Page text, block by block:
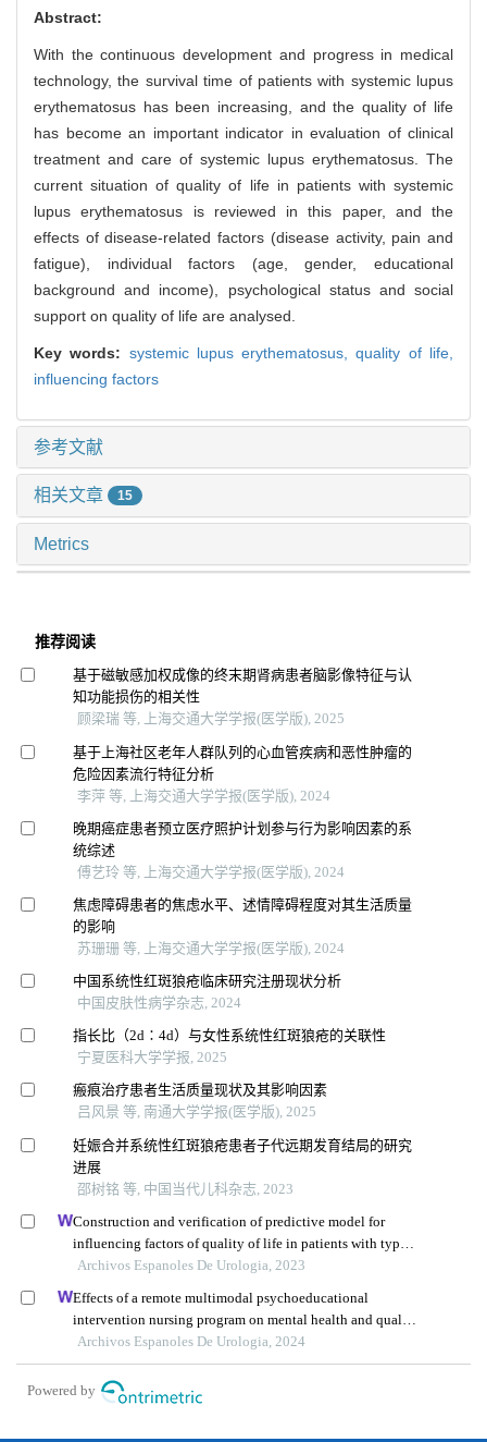
Abstract:
With the continuous development and progress in medical
technology, the survival time of patients with systemic lupus
erythematosus has been increasing, and the quality of life
has become an important indicator in evaluation of clinical
treatment and care of systemic lupus erythematosus. The
current situation of quality of life in patients with systemic
lupus erythematosus is reviewed in this paper, and the
effects of disease-related factors (disease activity, pain and
fatigue), individual factors (age, gender, educational
background and income), psychological status and social
support on quality of life are analysed.
Key words: systemic lupus erythematosus,quality of life,
influencing factors
参考文献
相关文章 15
Metrics
推荐阅读
基于磁敏感加权成像的终末期肾病患者脑影像特征与认
知功能损伤的相关性
顾梁瑞 等, 上海交通大学学报(医学版), 2025
基于上海社区老年人群队列的心血管疾病和恶性肿瘤的
危险因素流行特征分析
李萍 等, 上海交通大学学报(医学版), 2024
晚期癌症患者预立医疗照护计划参与行为影响因素的系
统综述
傅艺玲 等, 上海交通大学学报(医学版), 2024
焦虑障碍患者的焦虑水平、述情障碍程度对其生活质量
的影响
苏珊珊 等, 上海交通大学学报(医学版), 2024
中国系统性红斑狼疮临床研究注册现状分析
中国皮肤性病学杂志, 2024
指长比（2d∶4d）与女性系统性红斑狼疮的关联性
宁夏医科大学学报, 2025
瘢痕治疗患者生活质量现状及其影响因素
吕风景 等, 南通大学学报(医学版), 2025
妊娠合并系统性红斑狼疮患者子代远期发育结局的研究
进展
邵树铭 等, 中国当代儿科杂志, 2023
Construction and verification of predictive model for
influencing factors of quality of life in patients with type 2
diabetic nephropathy: a hospital-based retrospective study
Archivos Espanoles De Urologia, 2023
Effects of a remote multimodal psychoeducational
intervention nursing program on mental health and quality
of life of renal cell carcinoma survivors: a retrospective
study
Archivos Espanoles De Urologia, 2024
Powered by